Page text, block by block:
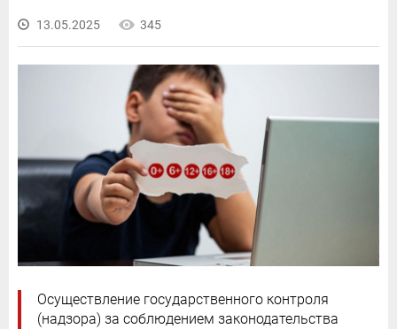
13.05.2025 345
Осуществление государственного контроля
(надзора) за соблюдением законодательства